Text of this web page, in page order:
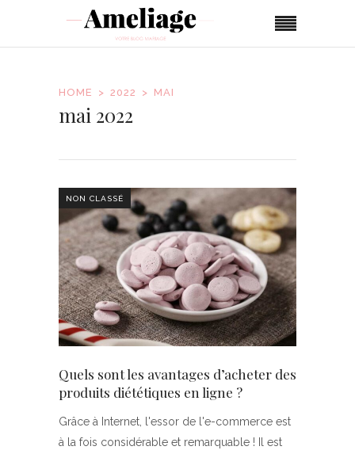
HOME 2022 MAI
mai 2022
NON CLASSÉ
Quels sont les avantages d’acheter des
produits diététiques en ligne ?
Grâce à Internet, l'essor de l'e-commerce est
à la fois considérable et remarquable ! Il est